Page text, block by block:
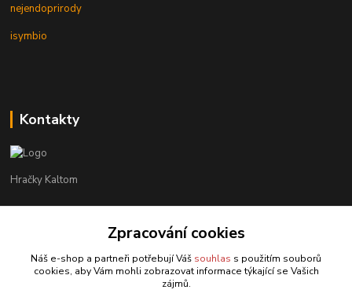
nejendoprirody
isymbio
Kontakty
Hračky Kaltom
+420 777 538 008
hrackykaltom@gmail.com
Zpracování cookies
Náš e-shop a partneři potřebují Váš souhlas s použitím souborů
cookies, aby Vám mohli zobrazovat informace týkající se Vašich
zájmů.